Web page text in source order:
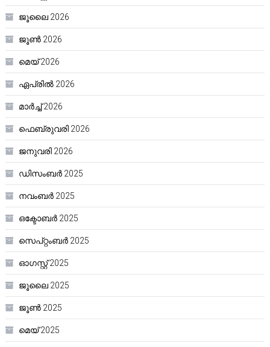
ജൂലൈ 2026
ജൂൺ 2026
മെയ്‌ 2026
ഏപ്രിൽ 2026
മാർച്ച്‌ 2026
ഫെബ്രുവരി 2026
ജനുവരി 2026
ഡിസംബർ 2025
നവംബർ 2025
ഒക്ടോബർ 2025
സെപ്റ്റംബർ 2025
ഓഗസ്റ്റ്‌ 2025
ജൂലൈ 2025
ജൂൺ 2025
മെയ്‌ 2025